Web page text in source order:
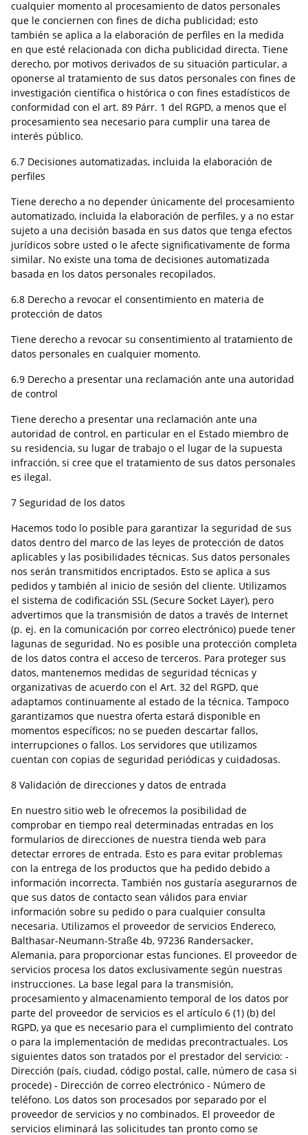
cualquier momento al procesamiento de datos personales
que le conciernen con fines de dicha publicidad; esto
también se aplica a la elaboración de perfiles en la medida
en que esté relacionada con dicha publicidad directa. Tiene
derecho, por motivos derivados de su situación particular, a
oponerse al tratamiento de sus datos personales con fines de
investigación científica o histórica o con fines estadísticos de
conformidad con el art. 89 Párr. 1 del RGPD, a menos que el
procesamiento sea necesario para cumplir una tarea de
interés público.
6.7 Decisiones automatizadas, incluida la elaboración de
perfiles
Tiene derecho a no depender únicamente del procesamiento
automatizado, incluida la elaboración de perfiles, y a no estar
sujeto a una decisión basada en sus datos que tenga efectos
jurídicos sobre usted o le afecte significativamente de forma
similar. No existe una toma de decisiones automatizada
basada en los datos personales recopilados.
6.8 Derecho a revocar el consentimiento en materia de
protección de datos
Tiene derecho a revocar su consentimiento al tratamiento de
datos personales en cualquier momento.
6.9 Derecho a presentar una reclamación ante una autoridad
de control
Tiene derecho a presentar una reclamación ante una
autoridad de control, en particular en el Estado miembro de
su residencia, su lugar de trabajo o el lugar de la supuesta
infracción, si cree que el tratamiento de sus datos personales
es ilegal.
7 Seguridad de los datos
Hacemos todo lo posible para garantizar la seguridad de sus
datos dentro del marco de las leyes de protección de datos
aplicables y las posibilidades técnicas. Sus datos personales
nos serán transmitidos encriptados. Esto se aplica a sus
pedidos y también al inicio de sesión del cliente. Utilizamos
el sistema de codificación SSL (Secure Socket Layer), pero
advertimos que la transmisión de datos a través de Internet
(p. ej. en la comunicación por correo electrónico) puede tener
lagunas de seguridad. No es posible una protección completa
de los datos contra el acceso de terceros. Para proteger sus
datos, mantenemos medidas de seguridad técnicas y
organizativas de acuerdo con el Art. 32 del RGPD, que
adaptamos continuamente al estado de la técnica. Tampoco
garantizamos que nuestra oferta estará disponible en
momentos específicos; no se pueden descartar fallos,
interrupciones o fallos. Los servidores que utilizamos
cuentan con copias de seguridad periódicas y cuidadosas.
8 Validación de direcciones y datos de entrada
En nuestro sitio web le ofrecemos la posibilidad de
comprobar en tiempo real determinadas entradas en los
formularios de direcciones de nuestra tienda web para
detectar errores de entrada. Esto es para evitar problemas
con la entrega de los productos que ha pedido debido a
información incorrecta. También nos gustaría asegurarnos de
que sus datos de contacto sean válidos para enviar
información sobre su pedido o para cualquier consulta
necesaria. Utilizamos el proveedor de servicios Endereco,
Balthasar-Neumann-Straße 4b, 97236 Randersacker,
Alemania, para proporcionar estas funciones. El proveedor de
servicios procesa los datos exclusivamente según nuestras
instrucciones. La base legal para la transmisión,
procesamiento y almacenamiento temporal de los datos por
parte del proveedor de servicios es el artículo 6 (1) (b) del
RGPD, ya que es necesario para el cumplimiento del contrato
o para la implementación de medidas precontractuales. Los
siguientes datos son tratados por el prestador del servicio: -
Dirección (país, ciudad, código postal, calle, número de casa si
procede) - Dirección de correo electrónico - Número de
teléfono. Los datos son procesados por separado por el
proveedor de servicios y no combinados. El proveedor de
servicios eliminará las solicitudes tan pronto como se